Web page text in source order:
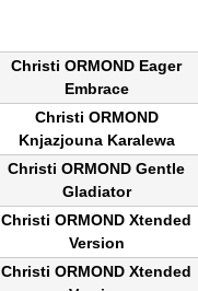
Christi ORMOND Eager
Embrace
Christi ORMOND
Knjazjouna Karalewa
Christi ORMOND Gentle
Gladiator
Christi ORMOND Xtended
Version
Christi ORMOND Xtended